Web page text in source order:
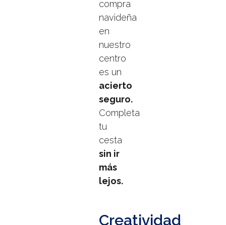
compra
navideña
en
nuestro
centro
es un
acierto
seguro.
Completa
tu
cesta
sin ir
más
lejos.
Creatividad